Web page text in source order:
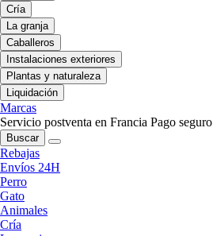
Cría
La granja
Caballeros
Instalaciones exteriores
Plantas y naturaleza
Liquidación
Marcas
Servicio postventa en Francia Pago seguro
Buscar
Rebajas
Envíos 24H
Perro
Gato
Animales
Cría